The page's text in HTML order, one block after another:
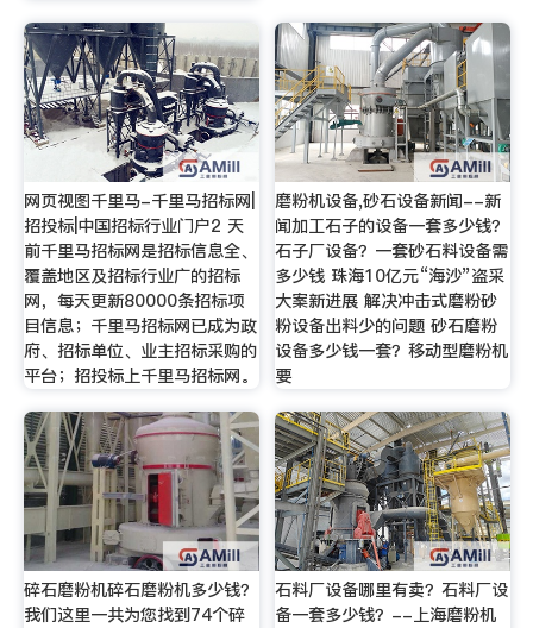
网页视图千里马-千里马招标网|
招投标|中国招标行业门户2 天
前千里马招标网是招标信息全、
覆盖地区及招标行业广的招标
网，每天更新80000条招标项
目信息；千里马招标网已成为政
府、招标单位、业主招标采购的
平台；招投标上千里马招标网。
磨粉机设备,砂石设备新闻--新
闻加工石子的设备一套多少钱？
石子厂设备？一套砂石料设备需
多少钱 珠海10亿元“海沙”盗采
大案新进展 解决冲击式磨粉砂
粉设备出料少的问题 砂石磨粉
设备多少钱一套？移动型磨粉机
要
碎石磨粉机碎石磨粉机多少钱？
我们这里一共为您找到74个碎
石料厂设备哪里有卖？石料厂设
备一套多少钱？--上海磨粉机